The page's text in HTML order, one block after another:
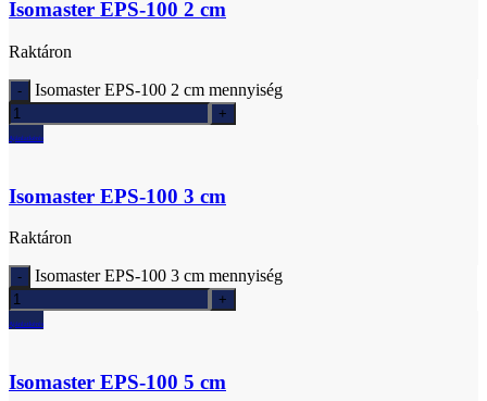
Isomaster EPS-100 2 cm
Raktáron
Isomaster EPS-100 2 cm mennyiség
Ajánlatkérés
Isomaster EPS-100 3 cm
Raktáron
Isomaster EPS-100 3 cm mennyiség
Ajánlatkérés
Isomaster EPS-100 5 cm